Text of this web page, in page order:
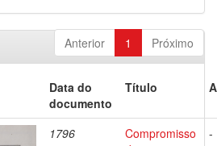
Anterior 1 Próximo
Data do
documento
Título
1796
Compromisso
-